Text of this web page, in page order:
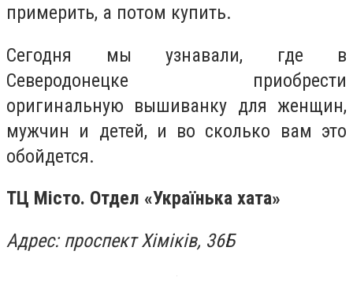
примерить, а потом купить.
Сегодня мы узнавали, где в
Северодонецке приобрести
оригинальную вышиванку для женщин,
мужчин и детей, и во сколько вам это
обойдется.
ТЦ Місто. Отдел «Українька хата»
Адрес: проспект Хіміків, 36Б